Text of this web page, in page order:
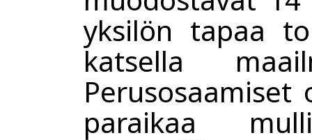
yksilön tapaa
katsella
paraikaa